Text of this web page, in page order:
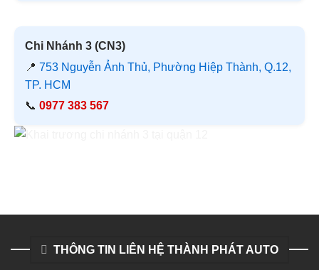
Chi Nhánh 3 (CN3)
📍 753 Nguyễn Ảnh Thủ, Phường Hiệp Thành, Q.12,
TP. HCM
📞 0977 383 567
THÔNG TIN LIÊN HỆ THÀNH PHÁT AUTO